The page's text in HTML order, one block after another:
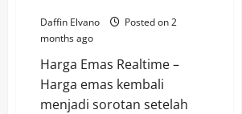
Daffin Elvano
Posted on 2
months ago
Harga Emas Realtime –
Harga emas kembali
menjadi sorotan setelah